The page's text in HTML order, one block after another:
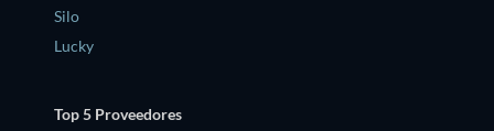
Silo
Lucky
Top 5 Proveedores